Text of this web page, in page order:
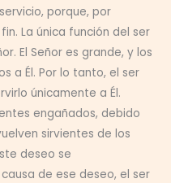
porque, por
La única función del ser
El Señor es grande, y los
a Él. Por lo tanto, el ser
únicamente a Él.
engañados, debido
sirvientes de los
deseo se
de ese deseo, el ser